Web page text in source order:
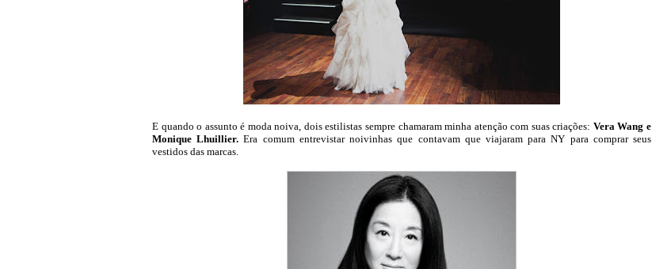
E quando o assunto é moda noiva, dois estilistas sempre chamaram minha atenção com suas criações: Vera Wang e
Monique Lhuillier. Era comum entrevistar noivinhas que contavam que viajaram para NY para comprar seus
vestidos das marcas.